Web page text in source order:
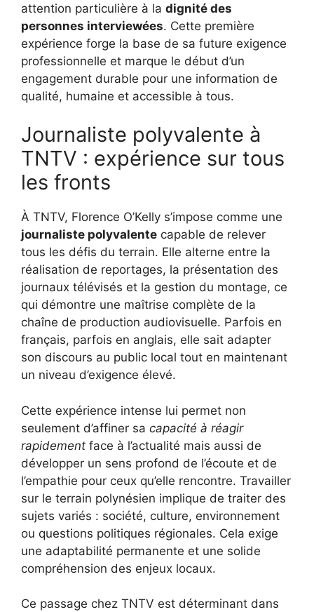
attention particulière à la dignité des
personnes interviewées. Cette première
expérience forge la base de sa future exigence
professionnelle et marque le début d’un
engagement durable pour une information de
qualité, humaine et accessible à tous.
Journaliste polyvalente à
TNTV : expérience sur tous
les fronts
À TNTV, Florence O’Kelly s’impose comme une
journaliste polyvalente capable de relever
tous les défis du terrain. Elle alterne entre la
réalisation de reportages, la présentation des
journaux télévisés et la gestion du montage, ce
qui démontre une maîtrise complète de la
chaîne de production audiovisuelle. Parfois en
français, parfois en anglais, elle sait adapter
son discours au public local tout en maintenant
un niveau d’exigence élevé.
Cette expérience intense lui permet non
seulement d’affiner sa capacité à réagir
rapidement face à l’actualité mais aussi de
développer un sens profond de l’écoute et de
l’empathie pour ceux qu’elle rencontre. Travailler
sur le terrain polynésien implique de traiter des
sujets variés : société, culture, environnement
ou questions politiques régionales. Cela exige
une adaptabilité permanente et une solide
compréhension des enjeux locaux.
Ce passage chez TNTV est déterminant dans